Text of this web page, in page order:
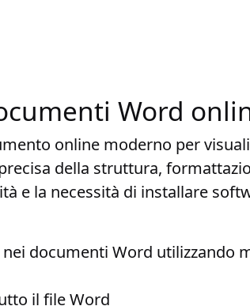
Word
online moderno per
della struttura,
e la necessità di installare
nei documenti Word utilizzando
il file Word